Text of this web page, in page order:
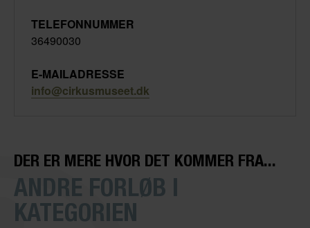
TELEFONNUMMER
36490030
E-MAILADRESSE
info@cirkusmuseet.dk
DER ER MERE HVOR DET KOMMER FRA...
ANDRE FORLØB I
KATEGORIEN